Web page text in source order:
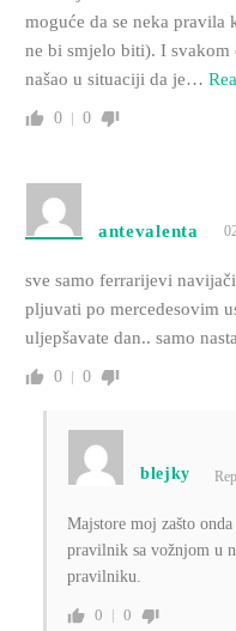
moguće da se neka
ne bi smjelo biti). I svakom
našao u situaciji da je…
0 0
antevalenta
sve samo ferrarijevi
pljuvati po mercedesovim
uljepšavate dan.. samo
0 0
blejky
Majstore moj zašto
pravilnik sa vožnjom u
pravilniku.
0 0